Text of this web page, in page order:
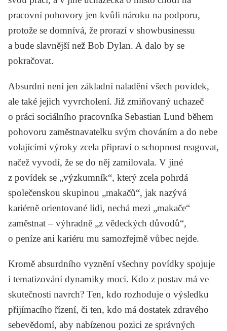
pracovní pohovory jen kvůli nároku na podporu,
protože se domnívá, že prorazí v showbusinessu
a bude slavnější než Bob Dylan. A dalo by se
pokračovat.
Absurdní není jen základní naladění všech povídek,
ale také jejich vyvrcholení. Již zmiňovaný uchazeč
o práci sociálního pracovníka Sebastian Lund během
pohovoru zaměstnavatelku svým chováním a do nebe
volajícími výroky zcela připraví o schopnost reagovat,
načež vyvodí, že se do něj zamilovala. V jiné
z povídek se „výzkumník“, který zcela pohrdá
společenskou skupinou „makačů“, jak nazývá
kariérně orientované lidi, nechá mezi „makače“
zaměstnat – výhradně „z vědeckých důvodů“,
o peníze ani kariéru mu samozřejmě vůbec nejde.
Kromě absurdního vyznění všechny povídky spojuje
i tematizování dynamiky moci. Kdo z postav má ve
skutečnosti navrch? Ten, kdo rozhoduje o výsledku
přijímacího řízení, či ten, kdo má dostatek zdravého
sebevědomí, aby nabízenou pozici ze správných